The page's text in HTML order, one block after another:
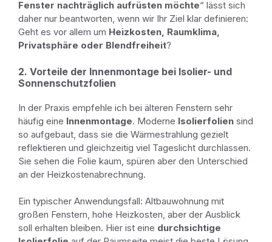
Fenster nachträglich aufrüsten möchte“ lässt sich
daher nur beantworten, wenn wir Ihr Ziel klar definieren:
Geht es vor allem um Heizkosten, Raumklima,
Privatsphäre oder Blendfreiheit?
2. Vorteile der Innenmontage bei Isolier- und
Sonnenschutzfolien
In der Praxis empfehle ich bei älteren Fenstern sehr
häufig eine Innenmontage. Moderne Isolierfolien sind
so aufgebaut, dass sie die Wärmestrahlung gezielt
reflektieren und gleichzeitig viel Tageslicht durchlassen.
Sie sehen die Folie kaum, spüren aber den Unterschied
an der Heizkostenabrechnung.
Ein typischer Anwendungsfall: Altbauwohnung mit
großen Fenstern, hohe Heizkosten, aber der Ausblick
soll erhalten bleiben. Hier ist eine durchsichtige